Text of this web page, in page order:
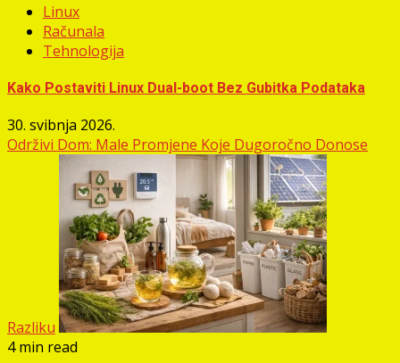
Linux
Računala
Tehnologija
Kako Postaviti Linux Dual-boot Bez Gubitka Podataka
30. svibnja 2026.
Održivi Dom: Male Promjene Koje Dugoročno Donose
Razliku
4 min read